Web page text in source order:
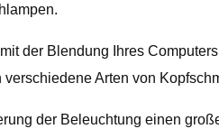
der Blendung Ihres
Arten von
der Beleuchtung einen